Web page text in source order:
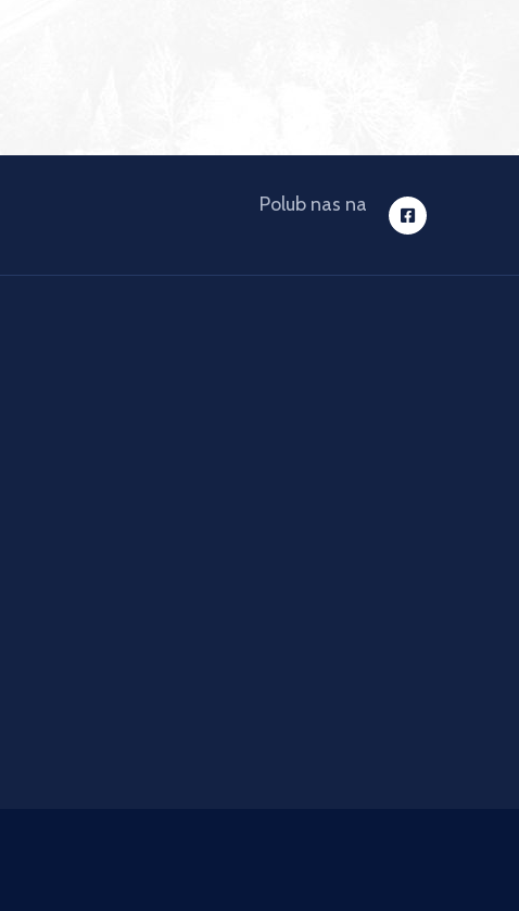
Polub nas na